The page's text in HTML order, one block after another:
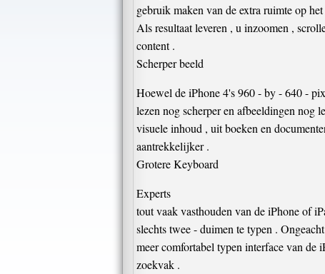
gebruik maken van de extra ruimte op
Als resultaat leveren , u inzoomen ,
content .
Scherper beeld
Hoewel de iPhone 4's 960 - by - 640 -
lezen nog scherper en afbeeldingen nog
visuele inhoud , uit boeken en
aantrekkelijker .
Grotere Keyboard
Experts
tout vaak vasthouden van de iPhone of
slechts twee - duimen te typen .
meer comfortabel typen interface van de
zoekvak .